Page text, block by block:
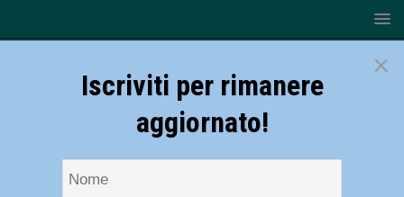
×
Iscriviti per rimanere
aggiornato!